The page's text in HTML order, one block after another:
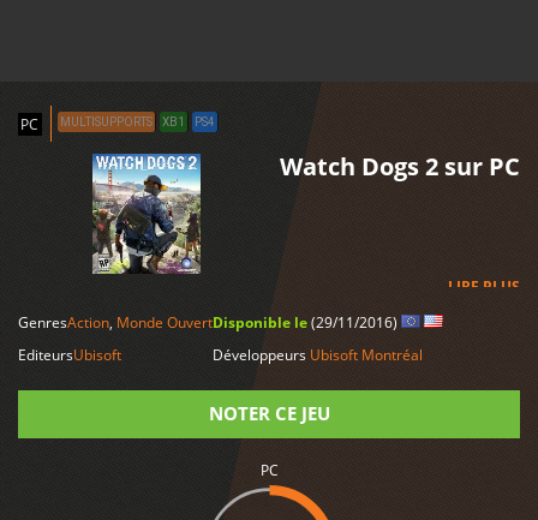
PC MULTISUPPORTS XB1 PS4
Watch Dogs 2 sur PC
LIRE PLUS
GenresAction, Monde Ouvert
EditeursUbisoft
Disponible le(29/11/2016)
Développeurs Ubisoft Montréal
NOTER CE JEU
PC